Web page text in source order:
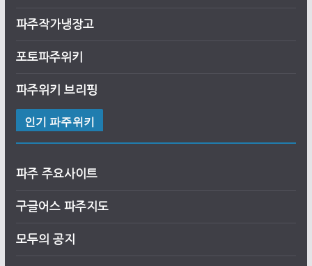
파주작가냉장고
포토파주위키
파주위키 브리핑
인기 파주위키
파주 주요사이트
구글어스 파주지도
모두의 공지